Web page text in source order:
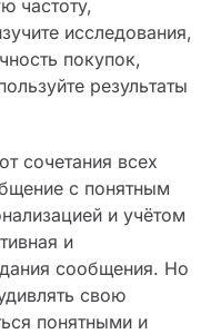
частоту,
исследования,
покупок,
результаты
сочетания всех
с понятным
и учётом
и
сообщения. Но
свою
понятными и